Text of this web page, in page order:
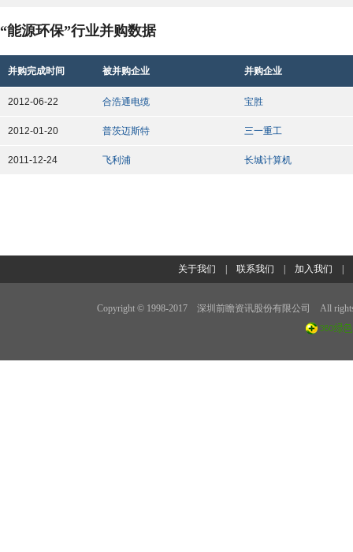
“能源环保”行业并购数据
并购完成时间 被并购企业 并购企业
2012-06-22 合浩通电缆 宝胜
2012-01-20 普茨迈斯特 三一重工
2011-12-24 飞利浦 长城计算机
关于我们 |联系我们 |加入我们
Copyright © 1998-2017 深圳前瞻资讯股份有限公司 All